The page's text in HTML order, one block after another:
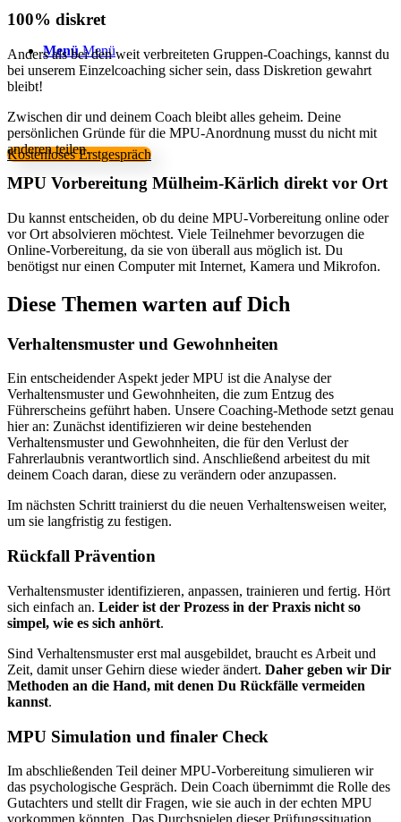
Menü Menü
Kostenloses Erstgespräch
100% diskret
Anders als bei den weit verbreiteten Gruppen-Coachings, kannst du
bei unserem Einzelcoaching sicher sein, dass Diskretion gewahrt
bleibt!
Zwischen dir und deinem Coach bleibt alles geheim. Deine
persönlichen Gründe für die MPU-Anordnung musst du nicht mit
anderen teilen.
MPU Vorbereitung Mülheim-Kärlich direkt vor Ort
Du kannst entscheiden, ob du deine MPU-Vorbereitung online oder
vor Ort absolvieren möchtest. Viele Teilnehmer bevorzugen die
Online-Vorbereitung, da sie von überall aus möglich ist. Du
benötigst nur einen Computer mit Internet, Kamera und Mikrofon.
Diese Themen warten auf Dich
Verhaltensmuster und Gewohnheiten
Ein entscheidender Aspekt jeder MPU ist die Analyse der
Verhaltensmuster und Gewohnheiten, die zum Entzug des
Führerscheins geführt haben. Unsere Coaching-Methode setzt genau
hier an: Zunächst identifizieren wir deine bestehenden
Verhaltensmuster und Gewohnheiten, die für den Verlust der
Fahrerlaubnis verantwortlich sind. Anschließend arbeitest du mit
deinem Coach daran, diese zu verändern oder anzupassen.
Im nächsten Schritt trainierst du die neuen Verhaltensweisen weiter,
um sie langfristig zu festigen.
Rückfall Prävention
Verhaltensmuster identifizieren, anpassen, trainieren und fertig. Hört
sich einfach an. Leider ist der Prozess in der Praxis nicht so
simpel, wie es sich anhört.
Sind Verhaltensmuster erst mal ausgebildet, braucht es Arbeit und
Zeit, damit unser Gehirn diese wieder ändert. Daher geben wir Dir
Methoden an die Hand, mit denen Du Rückfälle vermeiden
kannst.
MPU Simulation und finaler Check
Im abschließenden Teil deiner MPU-Vorbereitung simulieren wir
das psychologische Gespräch. Dein Coach übernimmt die Rolle des
Gutachters und stellt dir Fragen, wie sie auch in der echten MPU